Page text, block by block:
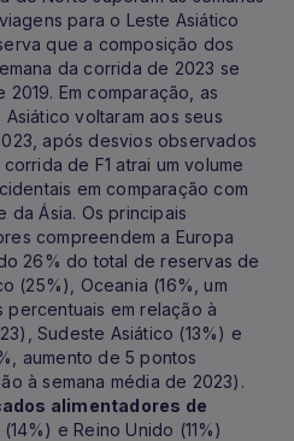
para o Leste Asiático
que a composição dos
da corrida de 2023 se
2019. Em comparação, as
voltaram aos seus
após desvios observados
de F1 atrai um volume
em comparação com
da Ásia. Os principais
compreendem a Europa
26% do total de reservas de
(25%), Oceania (16%, um
percentuais em relação à
Sudeste Asiático (13%) e
aumento de 5 pontos
à semana média de 2023).
alimentadores de
e Reino Unido (11%)